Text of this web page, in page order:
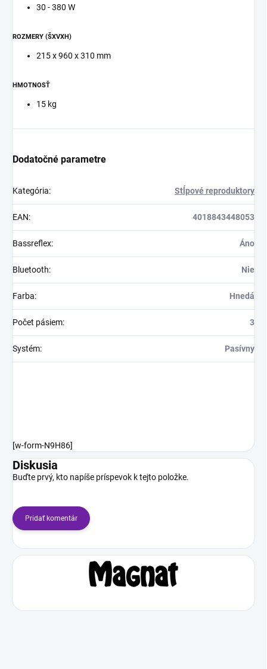
30 - 380 W
ROZMERY (ŠXVXH)
215 x 960 x 310 mm
HMOTNOSŤ
15 kg
Dodatočné parametre
Kategória: Stĺpové reproduktory
EAN: 4018843448053
Bassreflex: Áno
Bluetooth: Nie
Farba: Hnedá
Počet pásiem: 3
Systém: Pasívny
[w-form-N9H86]
Diskusia
Buďte prvý, kto napíše príspevok k tejto položke.
Pridať komentár